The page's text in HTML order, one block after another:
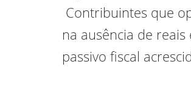
Contribuintes que
na ausência de
passivo fiscal